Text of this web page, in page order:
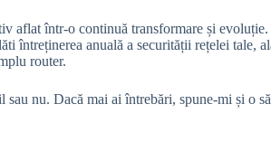
aflat într-o continuă transformare și
întreținerea anuală a securității rețelei tale,
router.
nu. Dacă mai ai întrebări, spune-mi și o